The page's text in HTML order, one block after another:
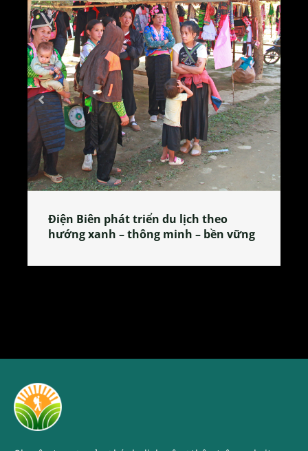
Làng làm bánh tẻ Phú Nhi – nơi lan
tỏa đặc sản xứ Đoài